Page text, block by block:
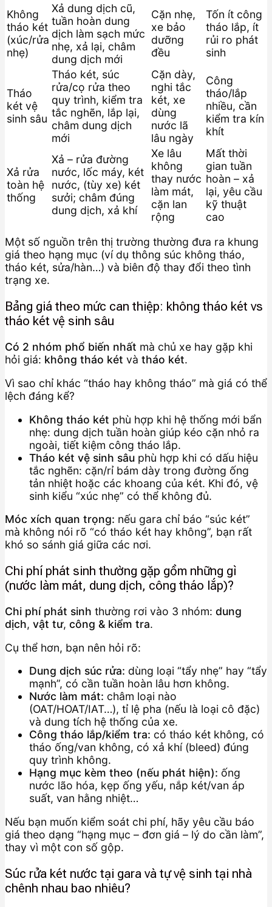
Không
tháo két
(xúc/rửa
nhẹ)
Xả dung dịch cũ,
tuần hoàn dung
dịch làm sạch mức
nhẹ, xả lại, châm
dung dịch mới
Cặn nhẹ,
xe bảo
dưỡng
đều
Tốn ít công
tháo lắp, ít
rủi ro phát
sinh
Tháo
két vệ
sinh sâu
Tháo két, súc
rửa/cọ rửa theo
quy trình, kiểm tra
tắc nghẽn, lắp lại,
châm dung dịch
mới
Cặn dày,
nghi tắc
két, xe
dùng
nước lã
lâu ngày
Công
tháo/lắp
nhiều, cần
kiểm tra kín
khít
Xả rửa
toàn hệ
thống
Xả – rửa đường
nước, lốc máy, két
nước, (tùy xe) két
sưởi; châm đúng
dung dịch, xả khí
Xe lâu
không
thay nước
làm mát,
cặn lan
rộng
Mất thời
gian tuần
hoàn – xả
lại, yêu cầu
kỹ thuật
cao
Một số nguồn trên thị trường thường đưa ra khung
giá theo hạng mục (ví dụ thông súc không tháo,
tháo két, sửa/hàn…) và biên độ thay đổi theo tình
trạng xe.
Bảng giá theo mức can thiệp: không tháo két vs
tháo két vệ sinh sâu
Có 2 nhóm phổ biến nhất mà chủ xe hay gặp khi
hỏi giá: không tháo két và tháo két.
Vì sao chỉ khác “tháo hay không tháo” mà giá có thể
lệch đáng kể?
Không tháo két phù hợp khi hệ thống mới bẩn
nhẹ: dung dịch tuần hoàn giúp kéo cặn nhỏ ra
ngoài, tiết kiệm công tháo lắp.
Tháo két vệ sinh sâu phù hợp khi có dấu hiệu
tắc nghẽn: cặn/rỉ bám dày trong đường ống
tản nhiệt hoặc các khoang của két. Khi đó, vệ
sinh kiểu “xúc nhẹ” có thể không đủ.
Móc xích quan trọng: nếu gara chỉ báo “súc két”
mà không nói rõ “có tháo két hay không”, bạn rất
khó so sánh giá giữa các nơi.
Chi phí phát sinh thường gặp gồm những gì
(nước làm mát, dung dịch, công tháo lắp)?
Chi phí phát sinh thường rơi vào 3 nhóm: dung
dịch, vật tư, công & kiểm tra.
Cụ thể hơn, bạn nên hỏi rõ:
Dung dịch súc rửa: dùng loại “tẩy nhẹ” hay “tẩy
mạnh”, có cần tuần hoàn lâu hơn không.
Nước làm mát: châm loại nào
(OAT/HOAT/IAT…), tỉ lệ pha (nếu là loại cô đặc)
và dung tích hệ thống của xe.
Công tháo lắp/kiểm tra: có tháo két không, có
tháo ống/van không, có xả khí (bleed) đúng
quy trình không.
Hạng mục kèm theo (nếu phát hiện): ống
nước lão hóa, kẹp ống yếu, nắp két/van áp
suất, van hằng nhiệt…
Nếu bạn muốn kiểm soát chi phí, hãy yêu cầu báo
giá theo dạng “hạng mục – đơn giá – lý do cần làm”,
thay vì một con số gộp.
Súc rửa két nước tại gara và tự vệ sinh tại nhà
chênh nhau bao nhiêu?